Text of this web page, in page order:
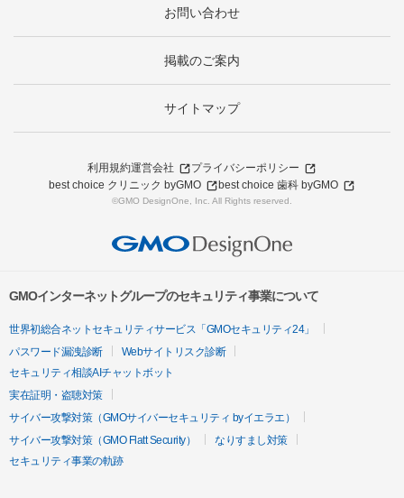
お問い合わせ
掲載のご案内
サイトマップ
利用規約運営会社
プライバシーポリシー
best choice クリニック byGMO
best choice 歯科 byGMO
©GMO DesignOne, Inc. All Rights reserved.
GMOインターネットグループのセキュリティ事業について
世界初総合ネットセキュリティサービス「GMOセキュリティ24」
パスワード漏洩診断
Webサイトリスク診断
セキュリティ相談AIチャットボット
実在証明・盗聴対策
サイバー攻撃対策（GMOサイバーセキュリティ byイエラエ）
サイバー攻撃対策（GMO Flatt Security）
なりすまし対策
セキュリティ事業の軌跡